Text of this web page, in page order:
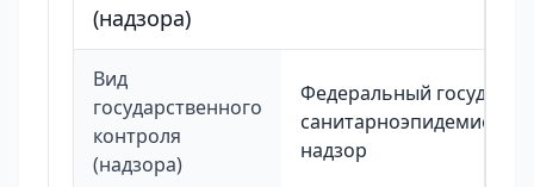
(надзора)
Вид
государственного
контроля
(надзора)
Федеральный
надзор